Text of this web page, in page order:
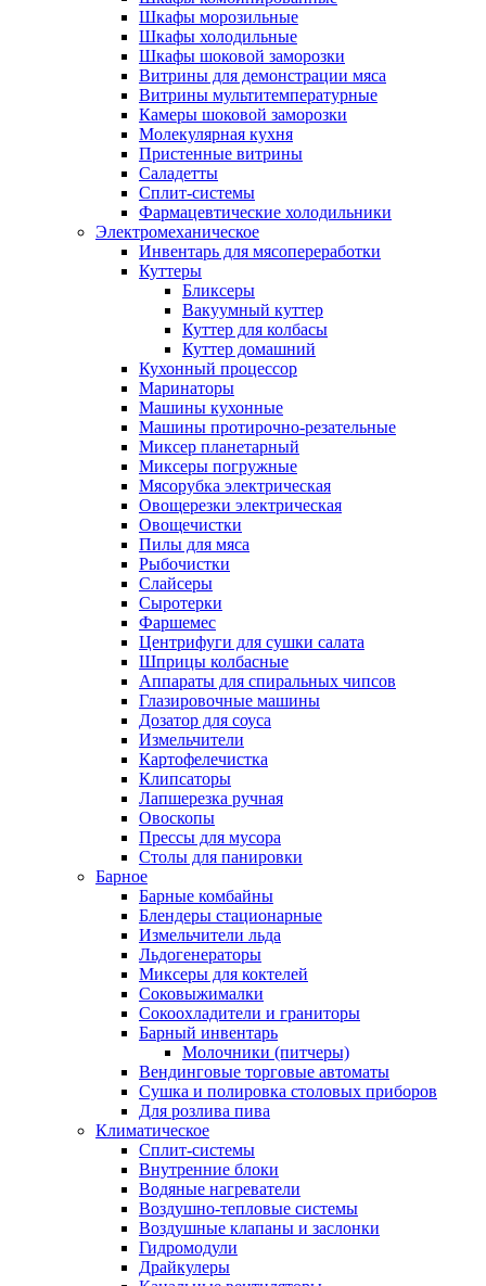
Шкафы морозильные
Шкафы холодильные
Шкафы шоковой заморозки
Витрины для демонстрации мяса
Витрины мультитемпературные
Камеры шоковой заморозки
Молекулярная кухня
Пристенные витрины
Саладетты
Сплит-системы
Фармацевтические холодильники
Электромеханическое
Инвентарь для мясопереработки
Куттеры
Бликсеры
Вакуумный куттер
Куттер для колбасы
Куттер домашний
Кухонный процессор
Маринаторы
Машины кухонные
Машины протирочно-резательные
Миксер планетарный
Миксеры погружные
Мясорубка электрическая
Овощерезки электрическая
Овощечистки
Пилы для мяса
Рыбочистки
Слайсеры
Сыротерки
Фаршемес
Центрифуги для сушки салата
Шприцы колбасные
Аппараты для спиральных чипсов
Глазировочные машины
Дозатор для соуса
Измельчители
Картофелечистка
Клипсаторы
Лапшерезка ручная
Овоскопы
Прессы для мусора
Столы для панировки
Барное
Барные комбайны
Блендеры стационарные
Измельчители льда
Льдогенераторы
Миксеры для коктелей
Соковыжималки
Сокоохладители и граниторы
Барный инвентарь
Молочники (питчеры)
Вендинговые торговые автоматы
Сушка и полировка столовых приборов
Для розлива пива
Климатическое
Сплит-системы
Внутренние блоки
Водяные нагреватели
Воздушно-тепловые системы
Воздушные клапаны и заслонки
Гидромодули
Драйкулеры